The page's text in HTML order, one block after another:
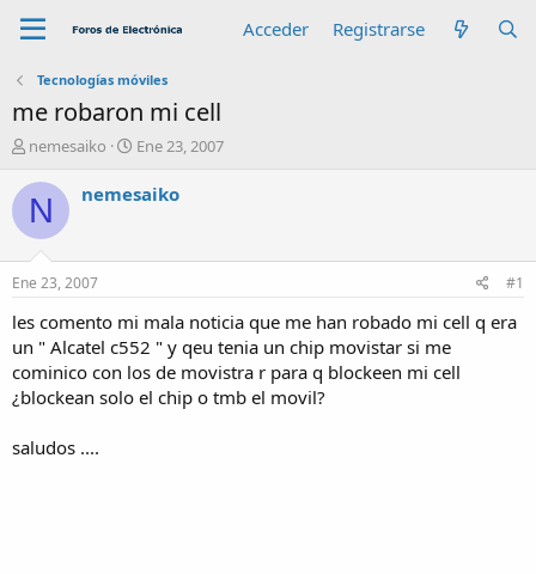
Acceder Registrarse
Tecnologías móviles
me robaron mi cell
A
t
o
nemesaiko
F
c
n
i
c
i
o
Ene 23, 2007
N nemesaiko
Ene 23, 2007 #1
les comento mi mala noticia que me han robado mi cell q era
un " Alcatel c552 " y qeu tenia un chip movistar si me
cominico con los de movistra r para q blockeen mi cell
¿blockean solo el chip o tmb el movil?
saludos ....